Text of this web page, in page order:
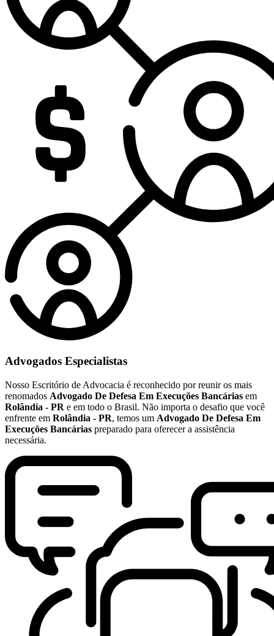
Advogados Especialistas
Nosso Escritório de Advocacia é reconhecido por reunir os mais
renomados Advogado De Defesa Em Execuções Bancárias em
Rolândia - PR e em todo o Brasil. Não importa o desafio que você
enfrente em Rolândia - PR, temos um Advogado De Defesa Em
Execuções Bancárias preparado para oferecer a assistência
necessária.